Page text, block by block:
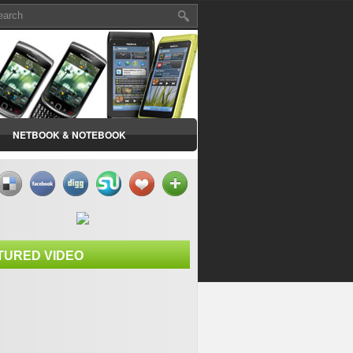
NETBOOK & NOTEBOOK
VIDEO